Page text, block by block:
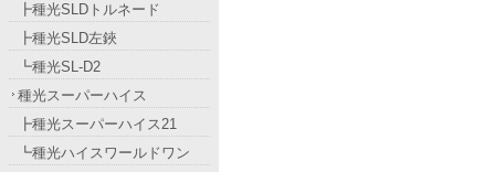
┣種光SLDトルネード
┣種光SLD左鋏
┗種光SL-D2
種光スーパーハイス
┣種光スーパーハイス21
┗種光ハイスワールドワン